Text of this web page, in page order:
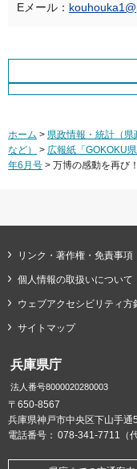
Eメール：
ホーム > 県政情報・統計（県
など）
> 広報紙「GOKOKU
年6月号 > 万博の感動を再び！
リンク・著作権・免責事項
個人情報の取扱いについて
ウェブアクセシビリティ方
サイトマップ
兵庫県庁
法人番号8000020280003
〒650-8567
兵庫県神戸市中央区下山手通
電話番号： 078-341-7711（代